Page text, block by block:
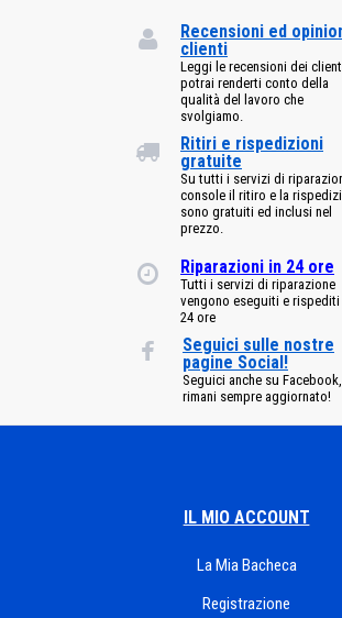
Recensioni ed
clienti
Leggi le recensioni dei
potrai renderti conto della
qualità del lavoro che
svolgiamo.
Ritiri e rispedizioni
gratuite
Su tutti i servizi di
console il ritiro e la
sono gratuiti ed inclusi nel
prezzo.
Riparazioni in 24 ore
Tutti i servizi di riparazione
vengono eseguiti e rispediti
24 ore
Seguici sulle nostre
pagine Social!
Seguici anche su
rimani sempre aggiornato!
IL MIO ACCOUNT
La Mia Bacheca
Registrazione